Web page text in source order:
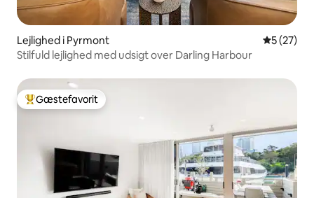
Lejlighed i Pyrmont 5 ud af 5 i
5 (27)
Stilfuld lejlighed med udsigt over Darling Harbour
Bedste gæstefavorit
Gæstefavorit